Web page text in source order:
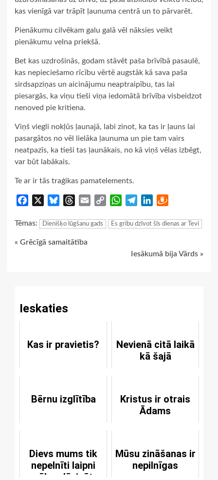
kas vienīgā var trāpīt ļaunuma centrā un to pārvarēt.
Pienākumu cilvēkam galu galā vēl nāksies veikt
pienākumu velna priekšā.
Bet kas uzdrošinās, godam stāvēt paša brīvībā pasaulē,
kas nepieciešamo rīcību vērtē augstāk kā sava paša
sirdsapziņas un aicinājumu neaptraipību, tas lai
piesargās, ka viņu tieši viņa iedomātā brīvība visbeidzot
nenoved pie kritiena.
Viņš viegli nokļūs ļaunajā, labi zinot, ka tas ir ļauns lai
pasargātos no vēl lielāka ļaunuma un pie tam vairs
neatpazīs, ka tieši tas ļaunākais, no kā viņš vēlas izbēgt,
var būt labākais.
Te ar ir tās traģikas pamatelements.
Facebook BlueskyThreads
Email
Copy
WhatsApp
TelegramLinkedIn
Tēmas: Dienišķo lūgšanu gads Es gribu dzīvot šīs dienas ar Tevi
Continue
« Grēcīgā samaitātība
Iesākumā bija Vārds »
Ieskaties
Kas ir pravietis?
Nevienā citā laikā
kā šajā
Bērnu izglītība
Kristus ir otrais
Ādams
Dievs mums tik
nepelnīti laipni
vēlas dāvināt
Mūsu zināšanas ir
nepilnīgas